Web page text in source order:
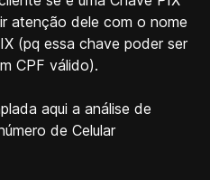
atenção dele com o nome
(pq essa chave poder ser
CPF válido).
aqui a análise de
de Celular